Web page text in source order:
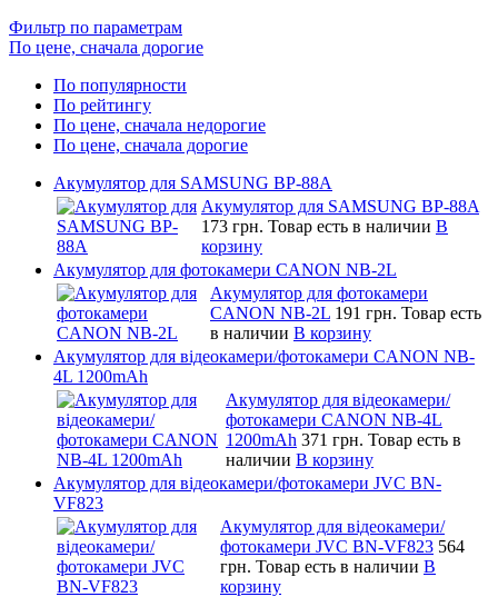
Фильтр по параметрам
По цене, сначала дорогие
По популярности
По рейтингу
По цене, сначала недорогие
По цене, сначала дорогие
Акумулятор для SAMSUNG BP-88A
Акумулятор для SAMSUNG BP-88A
173 грн. Товар есть в наличии В
корзину
Акумулятор для фотокамери CANON NB-2L
Акумулятор для фотокамери
CANON NB-2L 191 грн. Товар есть
в наличии В корзину
Акумулятор для відеокамери/фотокамери CANON NB-
4L 1200mAh
Акумулятор для відеокамери/
фотокамери CANON NB-4L
1200mAh 371 грн. Товар есть в
наличии В корзину
Акумулятор для відеокамери/фотокамери JVC BN-
VF823
Акумулятор для відеокамери/
фотокамери JVC BN-VF823 564
грн. Товар есть в наличии В
корзину